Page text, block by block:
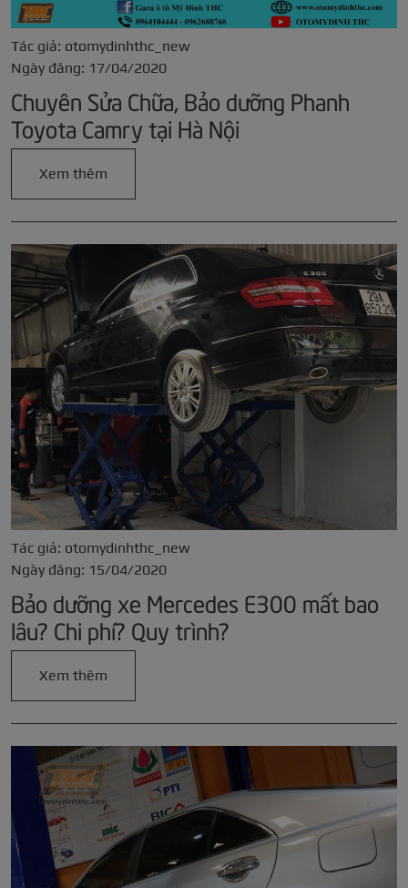
Tác giả: otomydinhthc_new
Ngày đăng: 17/04/2020
Chuyên Sửa Chữa, Bảo dưỡng Phanh
Toyota Camry tại Hà Nội
Xem thêm
Tác giả: otomydinhthc_new
Ngày đăng: 15/04/2020
Bảo dưỡng xe Mercedes E300 mất bao
lâu? Chi phí? Quy trình?
Xem thêm